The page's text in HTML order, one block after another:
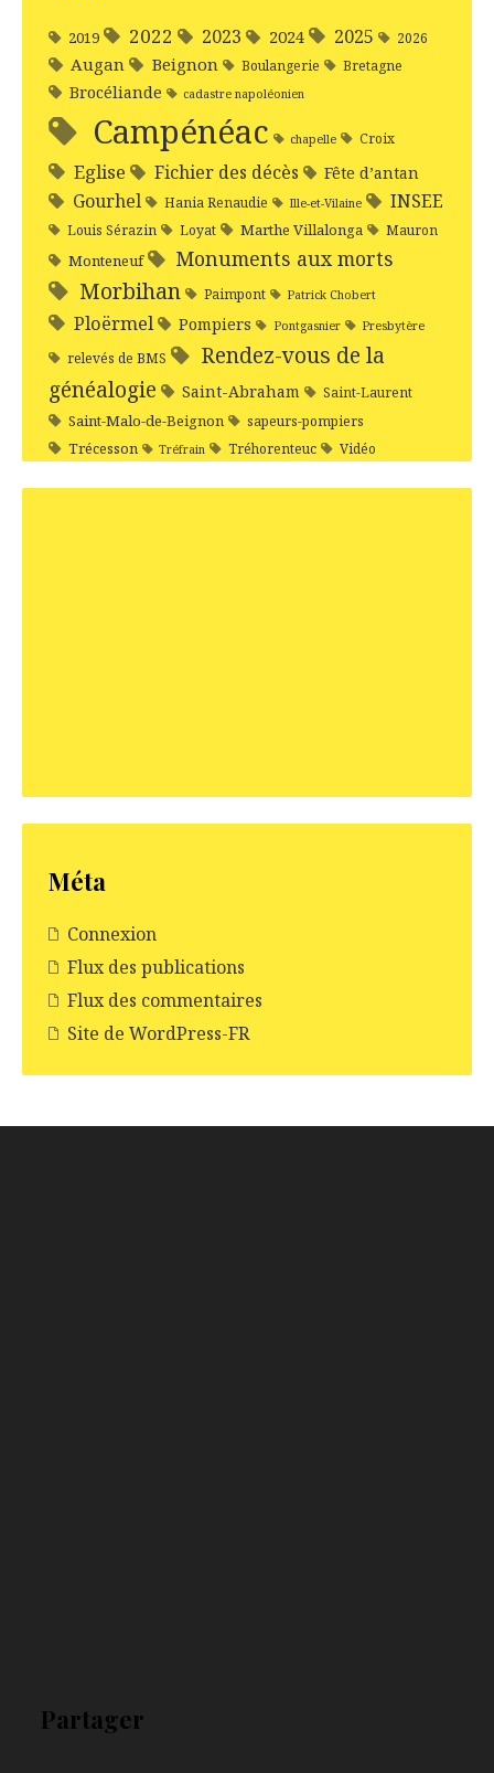
2019 2022 2023 2024 2025 2026
Augan Beignon Boulangerie Bretagne
Brocéliande cadastre napoléonien
Campénéac chapelle Croix
Eglise Fichier des décès Fête d’antan
Gourhel Hania Renaudie Ille-et-Vilaine INSEE
Louis Sérazin Loyat Marthe Villalonga Mauron
Monteneuf Monuments aux morts
Morbihan Paimpont Patrick Chobert
Ploërmel Pompiers Pontgasnier Presbytère
relevés de BMS
Rendez-vous de la
généalogie
Saint-Abraham Saint-Laurent
Saint-Malo-de-Beignon sapeurs-pompiers
Trécesson Tréfrain Tréhorenteuc Vidéo
Méta
Connexion
Flux des publications
Flux des commentaires
Site de WordPress-FR
Partager